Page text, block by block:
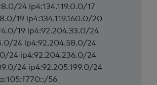
24 ip4:134.119.0.0/17
19 ip4:134.119.160.0/20
19 ip4:92.204.33.0/24
24 ip4:92.204.58.0/24
24 ip4:92.204.236.0/24
24 ip4:92.205.199.0/24
56